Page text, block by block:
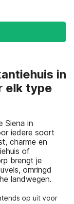
in
elk type
Siena in
iedere soort
charme en
of
brengt je
omringd
landwegen.
op uit voor